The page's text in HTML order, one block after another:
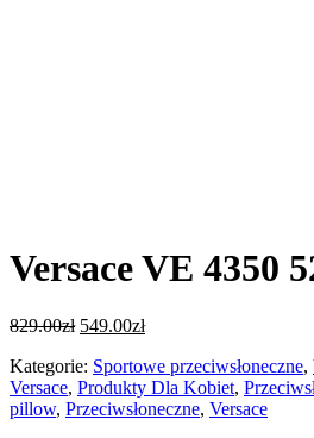
Versace VE 4350
829.00zł 549.00zł
Kategorie: Sportowe przeciwsłoneczne,
Versace, Produkty Dla Kobiet,
pillow, Przeciwsłoneczne, Versace